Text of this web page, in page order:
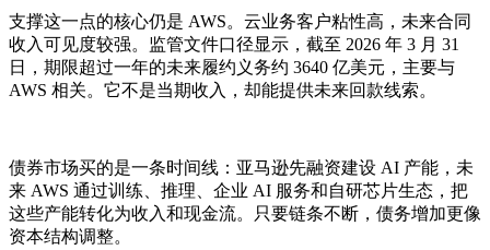
支撑这一点的核心仍是 AWS。云业务客户粘性高，未来合同
收入可见度较强。监管文件口径显示，截至 2026 年 3 月 31
日，期限超过一年的未来履约义务约 3640 亿美元，主要与
AWS 相关。它不是当期收入，却能提供未来回款线索。
债券市场买的是一条时间线：亚马逊先融资建设 AI 产能，未
来 AWS 通过训练、推理、企业 AI 服务和自研芯片生态，把
这些产能转化为收入和现金流。只要链条不断，债务增加更像
资本结构调整。